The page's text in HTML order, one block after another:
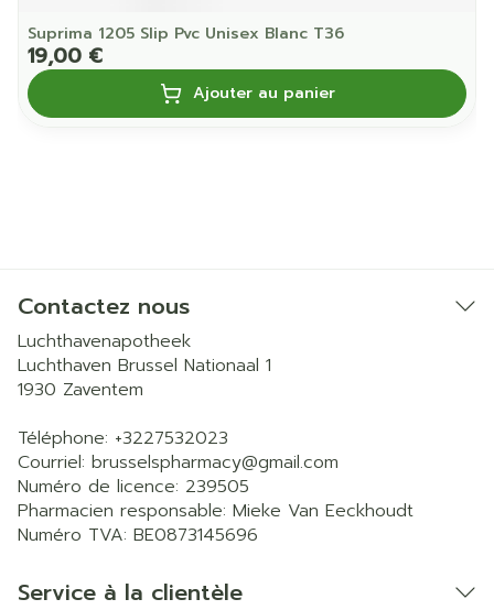
Suprima 1205 Slip Pvc Unisex Blanc T36
19,00 €
Ajouter au panier
Contactez nous
Luchthavenapotheek
Luchthaven Brussel Nationaal 1
1930 Zaventem
Téléphone: +3227532023
Courriel: brusselspharmacy@gmail.com
Numéro de licence: 239505
Pharmacien responsable: Mieke Van Eeckhoudt
Numéro TVA: BE0873145696
Service à la clientèle